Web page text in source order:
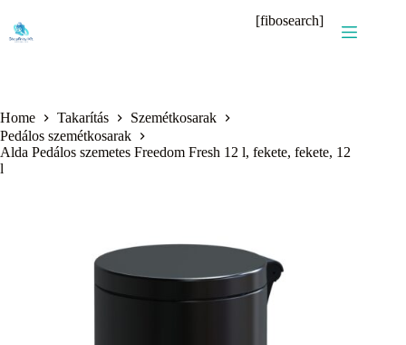
content
[fibosearch]
Home Takarítás
Szemétkosarak
Pedálos szemétkosarak
Alda Pedálos szemetes Freedom Fresh 12 l, fekete, fekete, 12
l